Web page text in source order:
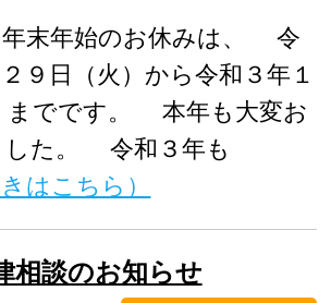
末年始のお休みは、 令
９日（火）から令和３年１
までです。 本年も大変お
した。 令和３年も
はこちら）
相談のお知らせ